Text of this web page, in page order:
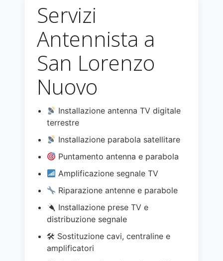
Servizi
Antennista a
San Lorenzo
Nuovo
Installazione antenna TV digitale
terrestre
Installazione parabola satellitare
Puntamento antenna e parabola
Amplificazione segnale TV
Riparazione antenne e parabole
Installazione prese TV e
distribuzione segnale
🛠 Sostituzione cavi, centraline e
amplificatori